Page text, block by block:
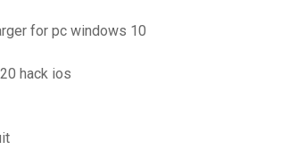
for pc windows 10
hack ios